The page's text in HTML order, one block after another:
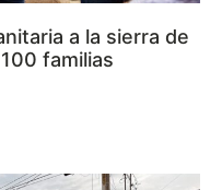
a la sierra de
familias